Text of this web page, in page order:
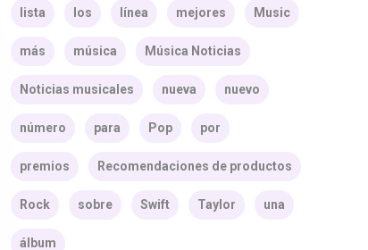
lista los línea mejores Music
más música Música Noticias
Noticias musicales nueva nuevo
número para Pop por
premios Recomendaciones de productos
Rock sobre Swift Taylor una
álbum